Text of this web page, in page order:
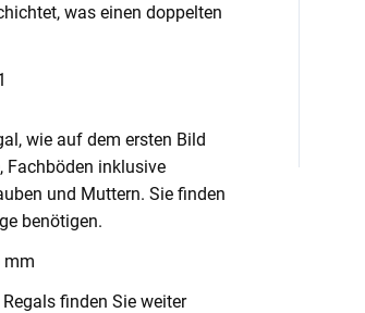
was einen doppelten
wie auf dem ersten Bild
Fachböden inklusive
und Muttern. Sie finden
benötigen.
mm
finden Sie weiter